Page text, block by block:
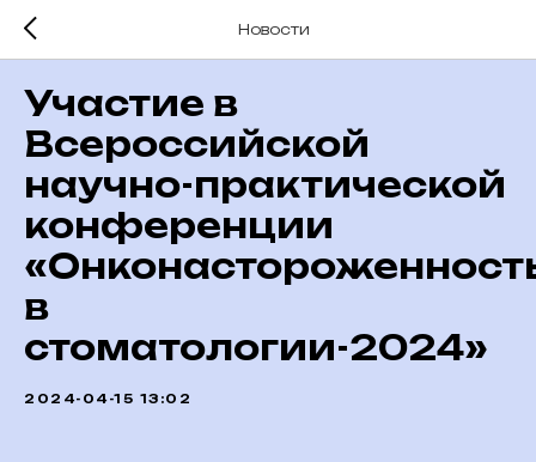
Новости
Участие в
Всероссийской
научно-практической
конференции
в
стоматологии-2024»
2024-04-15 13:02